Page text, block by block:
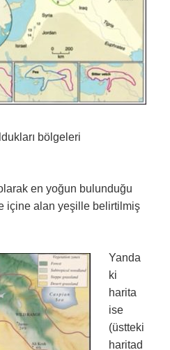
bölgeleri
en yoğun bulunduğu
içine alan yeşille belirtilmiş
Yanda
ki
harita
ise
(üstteki
haritad